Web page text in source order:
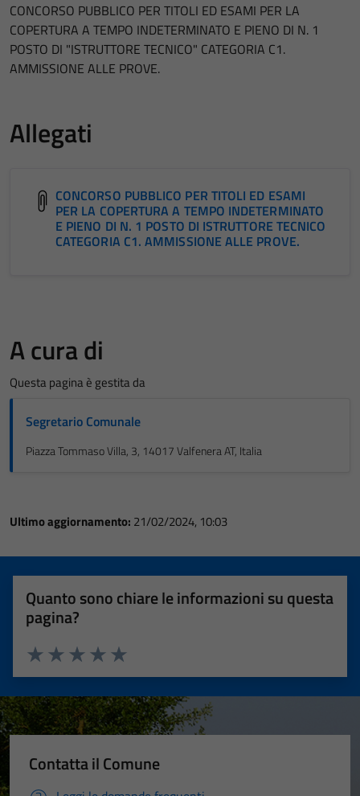
CONCORSO PUBBLICO PER TITOLI ED ESAMI PER LA
COPERTURA A TEMPO INDETERMINATO E PIENO DI N. 1
POSTO DI "ISTRUTTORE TECNICO" CATEGORIA C1.
AMMISSIONE ALLE PROVE.
Allegati
CONCORSO PUBBLICO PER TITOLI ED ESAMI
PER LA COPERTURA A TEMPO INDETERMINATO
E PIENO DI N. 1 POSTO DI ISTRUTTORE TECNICO
CATEGORIA C1. AMMISSIONE ALLE PROVE.
A cura di
Questa pagina è gestita da
Segretario Comunale
Piazza Tommaso Villa, 3, 14017 Valfenera AT, Italia
Ultimo aggiornamento: 21/02/2024, 10:03
Quanto sono chiare le informazioni su questa
pagina?
Valuta 5 stelle su 5
Valuta 4 stelle su 5
Valuta 3 stelle su 5
Valuta 2 stelle su 5
Valuta 1 stelle su 5
Contatta il Comune